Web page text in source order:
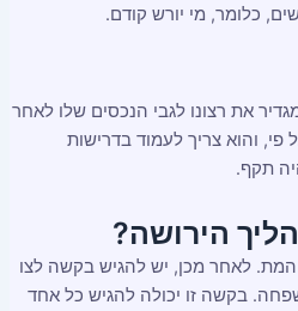
כלומר, מי יורש קודם.
את רצונו לגבי הנכסים שלו לאחר
פי, והוא צריך לעמוד בדרישות
תקף.
הירושה?
לאחר מכן, יש להגיש בקשה לצו
בקשה זו יכולה להגיש כל אחד